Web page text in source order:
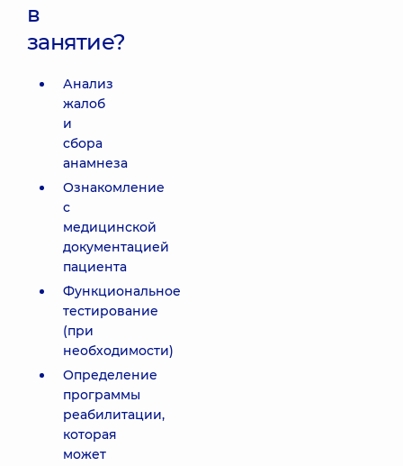
в
занятие?
Анализ
жалоб
и
сбора
анамнеза
Ознакомление
с
медицинской
документацией
пациента
Функциональное
тестирование
(при
необходимости)
Определение
программы
реабилитации,
которая
может